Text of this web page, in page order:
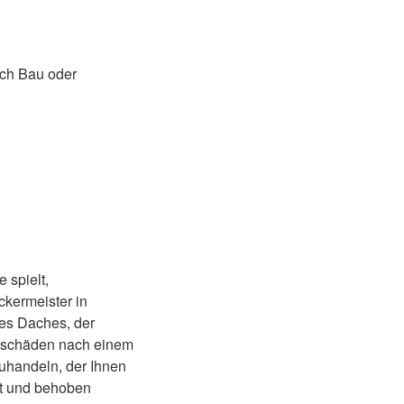
Bau oder
spielt,
in
Daches, der
nach einem
der Ihnen
und behoben